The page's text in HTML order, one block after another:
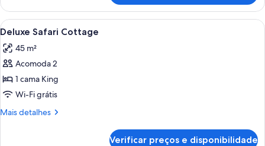
Carrega
todas
as
fotos
de
Deluxe
Safari
Quarto com cama grande, mesa de
3
Deluxe Safari Cottage
45 m²
Acomoda 2
1 cama King
Wi-Fi grátis
Mais detalhes
Mais
Verificar preços e disponibilidade